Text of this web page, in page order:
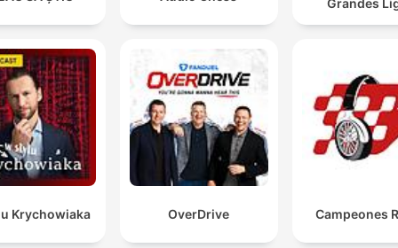
Grandes
Krychowiaka OverDrive Campeones